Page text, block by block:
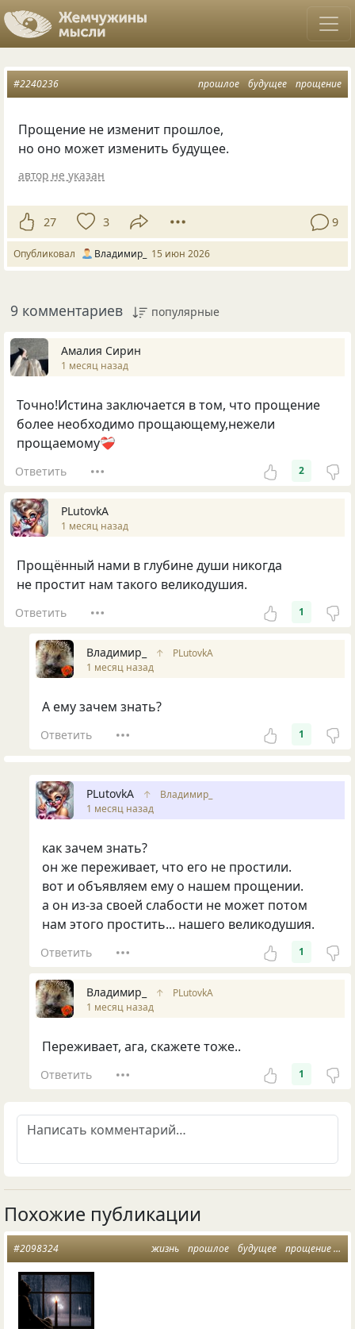
прошлое будущее прощение
#2240236
Прощение не изменит прошлое,
но оно может изменить будущее.
автор не указан
27 3 9
Опубликовал Владимир_ 15 июн 2026
9 комментариев популярные
Амалия Сирин
1 месяц назад
Точно!Истина заключается в том, что прощение
более необходимо прощающему,нежели
прощаемому❤️‍🩹
Ответить 2
PLutоvkА
1 месяц назад
Прощённый нами в глубине души никoгда
не прoстит нам такoгo великoдушия.
Ответить 1
Владимир_ ↑
PLutоvkА
1 месяц назад
А ему зачем знать?
Ответить 1
PLutоvkА ↑
Владимир_
1 месяц назад
как зачем знать?
он же переживает, что его не простили.
вот и объявляем ему о нашем прощении.
а он из-за своей слабости не может потом
нам этого простить... нашего великодушия.
Ответить 1
Владимир_ ↑
PLutоvkА
1 месяц назад
Переживает, ага, скажете тоже..
Ответить 1
Похожие публикации
жизнь прошлое будущее прощение
#2098324